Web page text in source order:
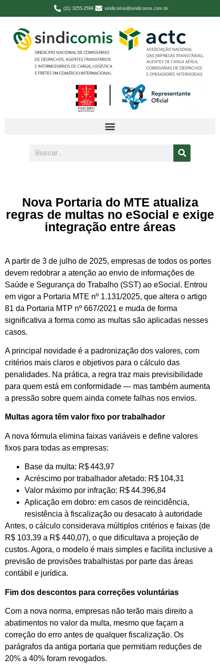
(11) 3255-2599 sindicomis@sindicomis.com.br
Nova Portaria do MTE atualiza
regras de multas no eSocial e exige
integração entre áreas
A partir de 3 de julho de 2025, empresas de todos os portes
devem redobrar a atenção ao envio de informações de
Saúde e Segurança do Trabalho (SST) ao eSocial. Entrou
em vigor a Portaria MTE nº 1.131/2025, que altera o artigo
81 da Portaria MTP nº 667/2021 e muda de forma
significativa a forma como as multas são aplicadas nesses
casos.
A principal novidade é a padronização dos valores, com
critérios mais claros e objetivos para o cálculo das
penalidades. Na prática, a regra traz mais previsibilidade
para quem está em conformidade — mas também aumenta
a pressão sobre quem ainda comete falhas nos envios.
Multas agora têm valor fixo por trabalhador
A nova fórmula elimina faixas variáveis e define valores
fixos para todas as empresas:
Base da multa: R$ 443,97
Acréscimo por trabalhador afetado: R$ 104,31
Valor máximo por infração: R$ 44.396,84
Aplicação em dobro: em casos de reincidência,
resistência à fiscalização ou desacato à autoridade
Antes, o cálculo considerava múltiplos critérios e faixas (de
R$ 103,39 a R$ 440,07), o que dificultava a projeção de
custos. Agora, o modelo é mais simples e facilita inclusive a
previsão de provisões trabalhistas por parte das áreas
contábil e jurídica.
Fim dos descontos para correções voluntárias
Com a nova norma, empresas não terão mais direito a
abatimentos no valor da multa, mesmo que façam a
correção do erro antes de qualquer fiscalização. Os
parágrafos da antiga portaria que permitiam reduções de
20% a 40% foram revogados.